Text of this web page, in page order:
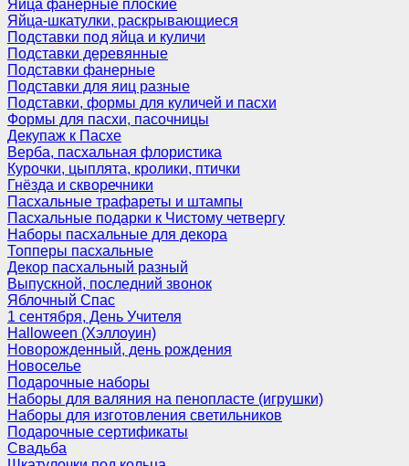
Яйца фанерные плоские
Яйца-шкатулки, раскрывающиеся
Подставки под яйца и куличи
Подставки деревянные
Подставки фанерные
Подставки для яиц разные
Подставки, формы для куличей и пасхи
Формы для пасхи, пасочницы
Декупаж к Пасхе
Верба, пасхальная флористика
Курочки, цыплята, кролики, птички
Гнёзда и скворечники
Пасхальные трафареты и штампы
Пасхальные подарки к Чистому четвергу
Наборы пасхальные для декора
Топперы пасхальные
Декор пасхальный разный
Выпускной, последний звонок
Яблочный Спас
1 сентября, День Учителя
Halloween (Хэллоуин)
Новорожденный, день рождения
Новоселье
Подарочные наборы
Наборы для валяния на пенопласте (игрушки)
Наборы для изготовления светильников
Подарочные сертификаты
Свадьба